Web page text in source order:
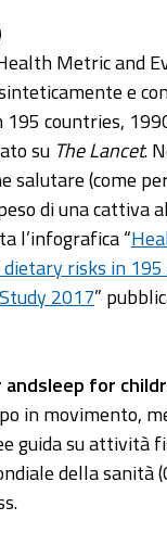
Metric and
e
countries,
su The Lancet.
salutare (come
di una
l’infografica “
risks in
2017”
for
in movimento,
guida su attività
della sanità